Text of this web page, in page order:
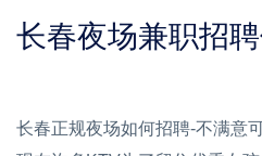
长春夜场兼职招
长春正规夜场如何招聘-不满意